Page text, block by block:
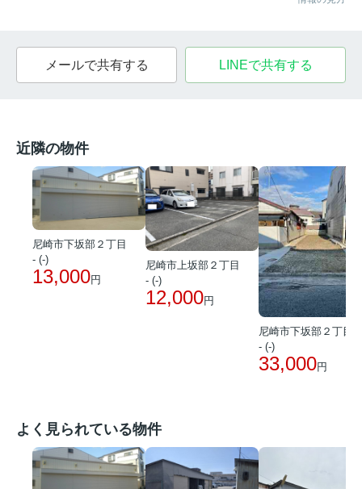
メールで共有する LINEで共有する
近隣の物件
尼崎市下坂部２丁目
- (-)
13,000円
尼崎市上坂部２丁目
- (-)
12,000円
尼崎市下坂部２丁目
- (-)
33,000円
よく見られている物件